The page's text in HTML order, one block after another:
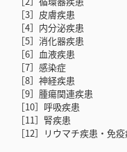
［3］皮膚疾患
［4］内分泌疾患
［5］消化器疾患
［6］血液疾患
［7］感染症
［8］神経疾患
［9］腫瘍関連疾患
［10］呼吸疾患
［11］腎疾患
［12］リウマチ疾患・免疫